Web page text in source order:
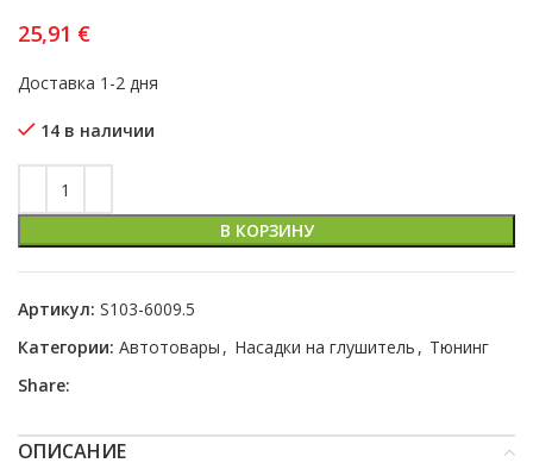
25,91 €
Доставка 1-2 дня
14 в наличии
В КОРЗИНУ
Артикул: S103-6009.5
Категории: Автотовары , Насадки на глушитель , Тюнинг
Share:
ОПИСАНИЕ